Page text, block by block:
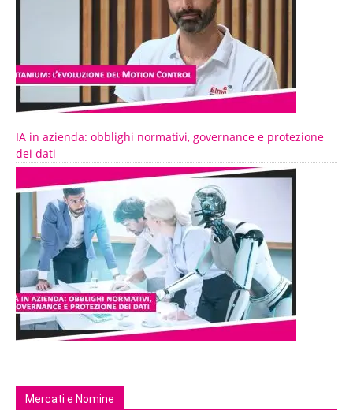
IA in azienda: obblighi normativi, governance e protezione
dei dati
Mercati e Nomine